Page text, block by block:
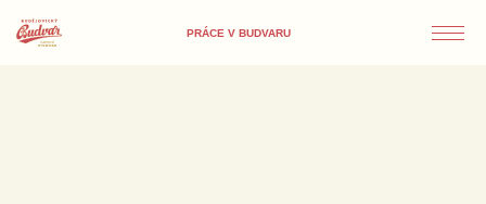
PRÁCE V BUDVARU